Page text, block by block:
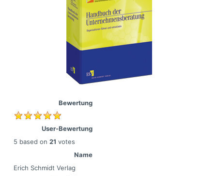
Bewertung
User-Bewertung
5 based on 21 votes
Name
Erich Schmidt Verlag